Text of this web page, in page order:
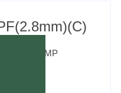
de 2MP